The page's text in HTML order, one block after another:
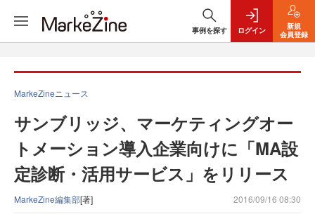
事例を探す ログイン
新規
会員登録
MarkeZineニュース
サンブリッジ、マーケティングオー
トメーション導入企業向けに「MA設
定診断・活用サービス」をリリース
MarkeZine編集部[著] 2016/09/16 08:30